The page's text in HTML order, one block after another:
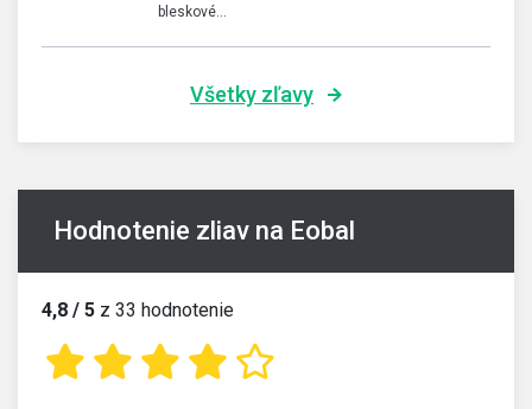
bleskové…
Všetky zľavy
Hodnotenie zliav na Eobal
4,8 / 5 z 33 hodnotenie